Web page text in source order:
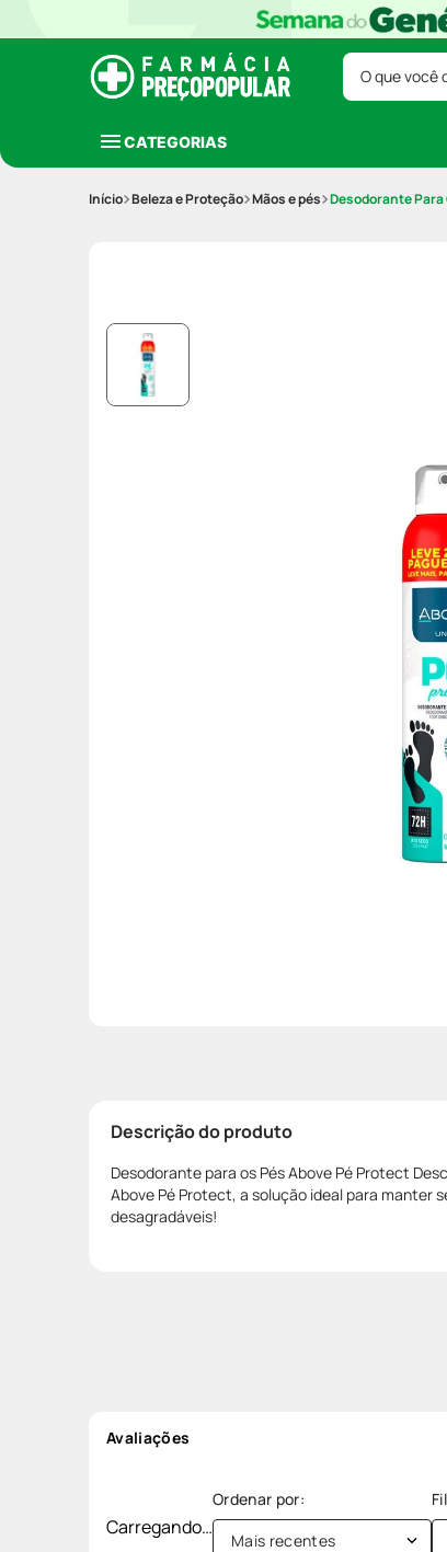
O que você
CATEGORIAS
Beleza e Proteção Mãos e pés Desodorante
Descrição do produto
Desodorante para os Pés Above Pé Protect
Above Pé Protect, a solução ideal para manter
desagradáveis!
Avaliações
Carregando…
Mais recentes